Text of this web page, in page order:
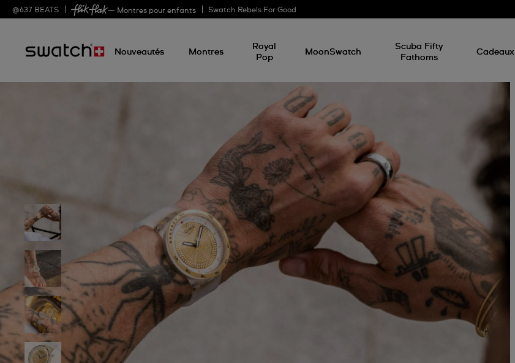
@637 BEATS — Montres pour enfants Swatch Rebels For Good
Nouveautés Montres
Royal
Pop
MoonSwatch
Scuba Fifty
Fathoms
Cadeaux